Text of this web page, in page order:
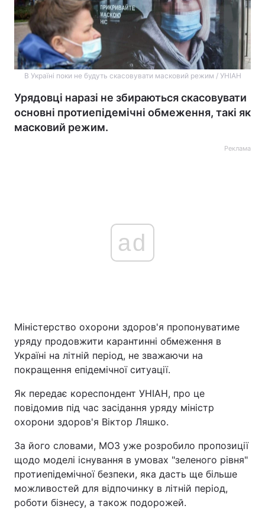
В Україні поки не будуть скасовувати масковий режим / УНІАН
Урядовці наразі не збираються скасовувати
основні протиепідемічні обмеження, такі як
масковий режим.
Реклама
ad
Міністерство охорони здоров'я пропонуватиме
уряду продовжити карантинні обмеження в
Україні на літній період, не зважаючи на
покращення епідемічної ситуації.
Як передає кореспондент УНІАН, про це
повідомив під час засідання уряду міністр
охорони здоров'я Віктор Ляшко.
За його словами, МОЗ уже розробило пропозиції
щодо моделі існування в умовах "зеленого рівня"
протиепідемічної безпеки, яка дасть ще більше
можливостей для відпочинку в літній період,
роботи бізнесу, а також подорожей.